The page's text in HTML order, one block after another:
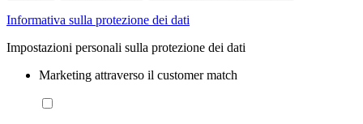
Informativa sulla protezione dei dati
Impostazioni personali sulla protezione dei dati
Marketing attraverso il customer match